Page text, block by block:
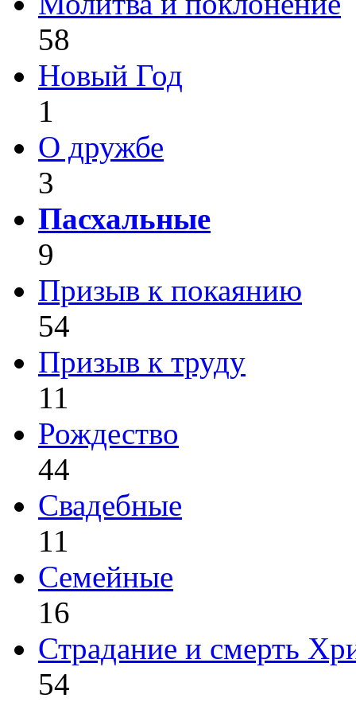
58
Новый Год
1
О дружбе
3
Пасхальные
9
Призыв к покаянию
54
Призыв к труду
11
Рождество
44
Свадебные
11
Семейные
16
Страдание и смерть
54